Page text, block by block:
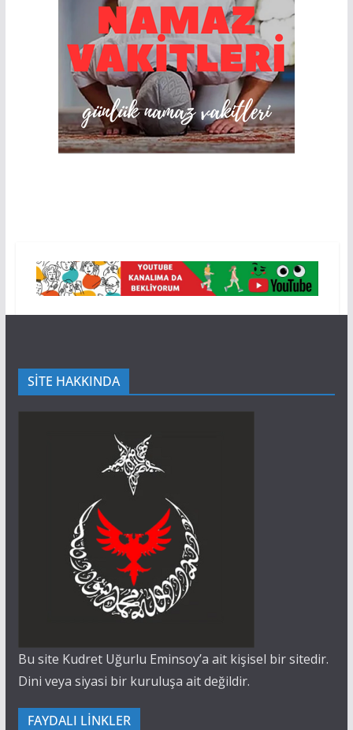
SİTE HAKKINDA
Bu site Kudret Uğurlu Eminsoy’a ait kişisel bir sitedir.
Dini veya siyasi bir kuruluşa ait değildir.
FAYDALI LİNKLER